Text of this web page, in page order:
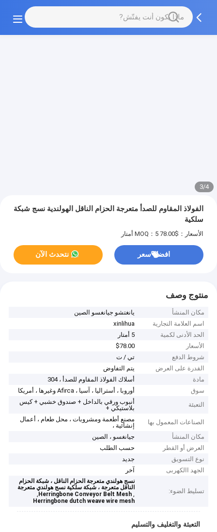
3/4
الفولاذ المقاوم للصدأ متعرجة الحزام الناقل الهولندية نسج شبكة
سلكية
الأسعار：$78.00 MOQ：5 أمتار
افضل سعر نتحدث الآن
منتوج وصف
مكان المنشأ
يانغتشو جيانغسو الصين
اسم العلامة التجارية
xinlihua
الحد الأدنى لكمية
5 أمتار
الأسعار
$78.00
شروط الدفع
تي / ت
القدرة على العرض
يتم التفاوض
مادة
أسلاك الفولاذ المقاوم للصدأ ، 304
سوق
أوروبا ، أستراليا ، آسيا ، Afirca وغيرها ، أمريكا
التعبئة
أنبوب ورقي بالداخل + صندوق خشبي + كيس
بلاستيكي +
الصناعات المعمول بها
مصنع أطعمة ومشروبات ، محل طعام ، أعمال
إنشائية ،
مكان المنشأ
جيانغسو ، الصين
العرض أو القطر
حسب الطلب
نوع التسويق
جديد
الجهد االكهربى
آخر
تسليط الضوء:
نسج هولندي متعرجة الحزام الناقل ، شبكة الحزام
الناقل متعرجة ، شبكة سلكية نسج هولندي متعرجة
,
Herringbone Conveyor Belt Mesh
,
Herringbone dutch weave wire mesh
التعبئة والتغليف والتسليم